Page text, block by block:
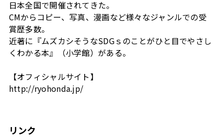
日本全国で開催されてきた。
CMからコピー、写真、漫画など様々なジャンルでの受
賞歴多数。
近著に『ムズカシそうなSDGｓのことがひと目でやさし
くわかる本』（小学館）がある。
【オフィシャルサイト】
http://ryohonda.jp/
リンク